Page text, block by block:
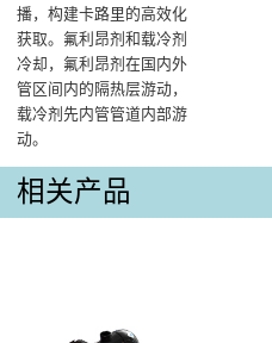
播，构建卡路里的高效化
获取。氟利昂剂和载冷剂
冷却，氟利昂剂在国内外
管区间内的隔热层游动，
载冷剂先内管管道内部游
动。
相关产品